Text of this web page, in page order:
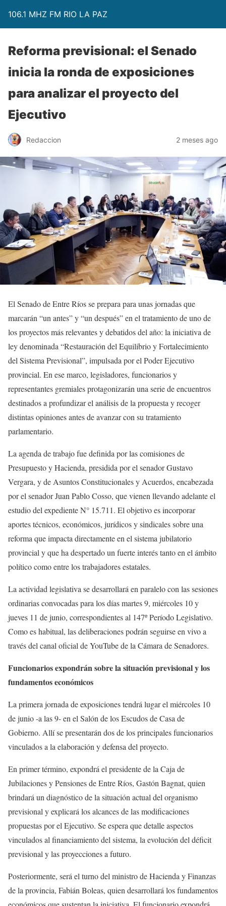
106.1 MHZ FM RIO LA PAZ
Reforma previsional: el Senado
inicia la ronda de exposiciones
para analizar el proyecto del
Ejecutivo
Redaccion 2 meses ago
El Senado de Entre Ríos se prepara para unas jornadas que
marcarán “un antes” y “un después” en el tratamiento de uno de
los proyectos más relevantes y debatidos del año: la iniciativa de
ley denominada “Restauración del Equilibrio y Fortalecimiento
del Sistema Previsional”, impulsada por el Poder Ejecutivo
provincial. En ese marco, legisladores, funcionarios y
representantes gremiales protagonizarán una serie de encuentros
destinados a profundizar el análisis de la propuesta y recoger
distintas opiniones antes de avanzar con su tratamiento
parlamentario.
La agenda de trabajo fue definida por las comisiones de
Presupuesto y Hacienda, presidida por el senador Gustavo
Vergara, y de Asuntos Constitucionales y Acuerdos, encabezada
por el senador Juan Pablo Cosso, que vienen llevando adelante el
estudio del expediente N° 15.711. El objetivo es incorporar
aportes técnicos, económicos, jurídicos y sindicales sobre una
reforma que impacta directamente en el sistema jubilatorio
provincial y que ha despertado un fuerte interés tanto en el ámbito
político como entre los trabajadores estatales.
La actividad legislativa se desarrollará en paralelo con las sesiones
ordinarias convocadas para los días martes 9, miércoles 10 y
jueves 11 de junio, correspondientes al 147º Período Legislativo.
Como es habitual, las deliberaciones podrán seguirse en vivo a
través del canal oficial de YouTube de la Cámara de Senadores.
Funcionarios expondrán sobre la situación previsional y los
fundamentos económicos
La primera jornada de exposiciones tendrá lugar el miércoles 10
de junio -a las 9- en el Salón de los Escudos de Casa de
Gobierno. Allí se presentarán dos de los principales funcionarios
vinculados a la elaboración y defensa del proyecto.
En primer término, expondrá el presidente de la Caja de
Jubilaciones y Pensiones de Entre Ríos, Gastón Bagnat, quien
brindará un diagnóstico de la situación actual del organismo
previsional y explicará los alcances de las modificaciones
propuestas por el Ejecutivo. Se espera que detalle aspectos
vinculados al financiamiento del sistema, la evolución del déficit
previsional y las proyecciones a futuro.
Posteriormente, será el turno del ministro de Hacienda y Finanzas
de la provincia, Fabián Boleas, quien desarrollará los fundamentos